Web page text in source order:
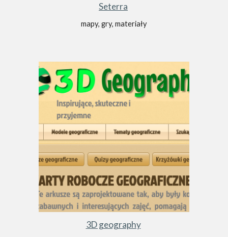
Seterra
mapy, gry, materiały
3D geography